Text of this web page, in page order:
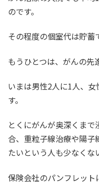
のです。
その程度の個室代は貯蓄
もうひとつは、がんの先
いまは男性2人に1人、
す。
とくにがんが奥深くま
合、重粒子線治療や陽子
たいという人も少なくな
保険会社のパンフレット